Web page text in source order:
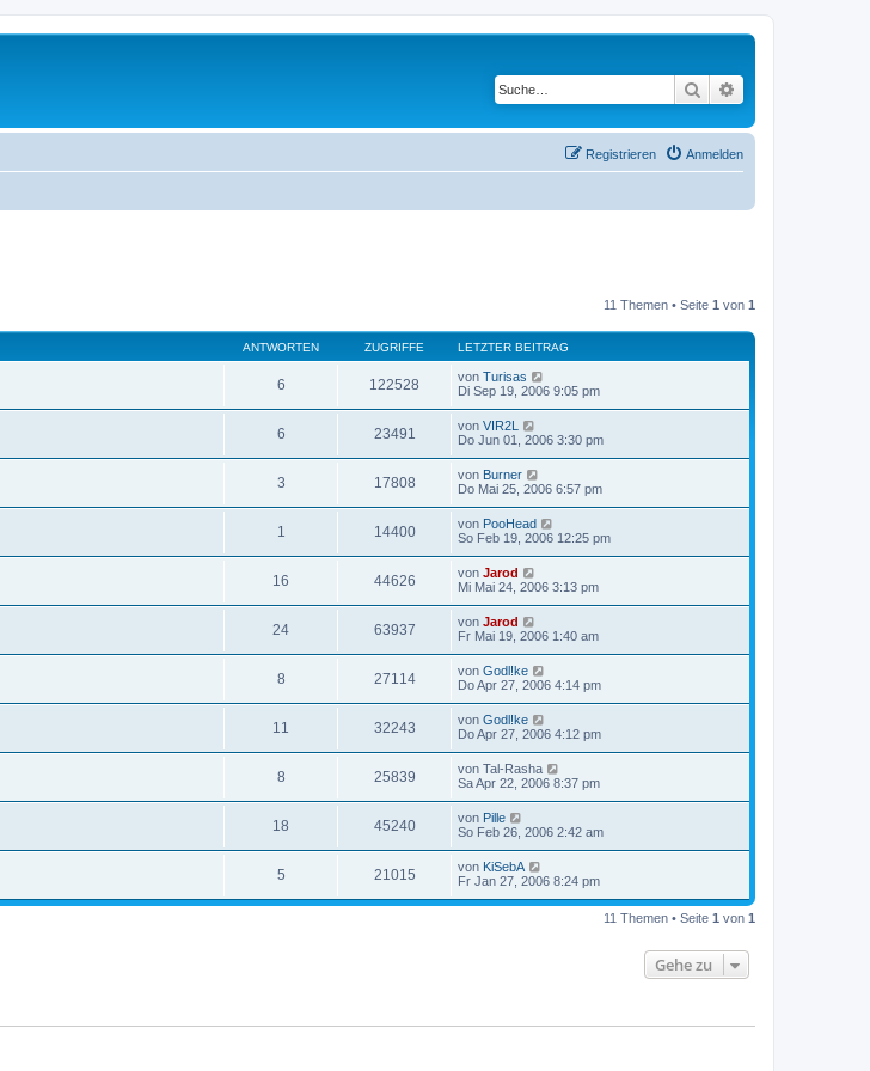
Suche
Anmelden
Registrieren
11 Themen • Seite 1 von 1
ANTWORTEN ZUGRIFFE LETZTER BEITRAG
6 122528 von Turisas
Di Sep 19, 2006 9:05 pm
6 23491 von VIR2L
Do Jun 01, 2006 3:30 pm
3 17808 von Burner
Do Mai 25, 2006 6:57 pm
1 14400 von PooHead
So Feb 19, 2006 12:25 pm
16 44626 von Jarod
Mi Mai 24, 2006 3:13 pm
24 63937 von Jarod
Fr Mai 19, 2006 1:40 am
8 27114 von Godl!ke
Do Apr 27, 2006 4:14 pm
11 32243 von Godl!ke
Do Apr 27, 2006 4:12 pm
8 25839 von Tal-Rasha
Sa Apr 22, 2006 8:37 pm
18 45240 von Pille
So Feb 26, 2006 2:42 am
5 21015 von KiSebA
Fr Jan 27, 2006 8:24 pm
11 Themen • Seite 1 von 1
Gehe zu